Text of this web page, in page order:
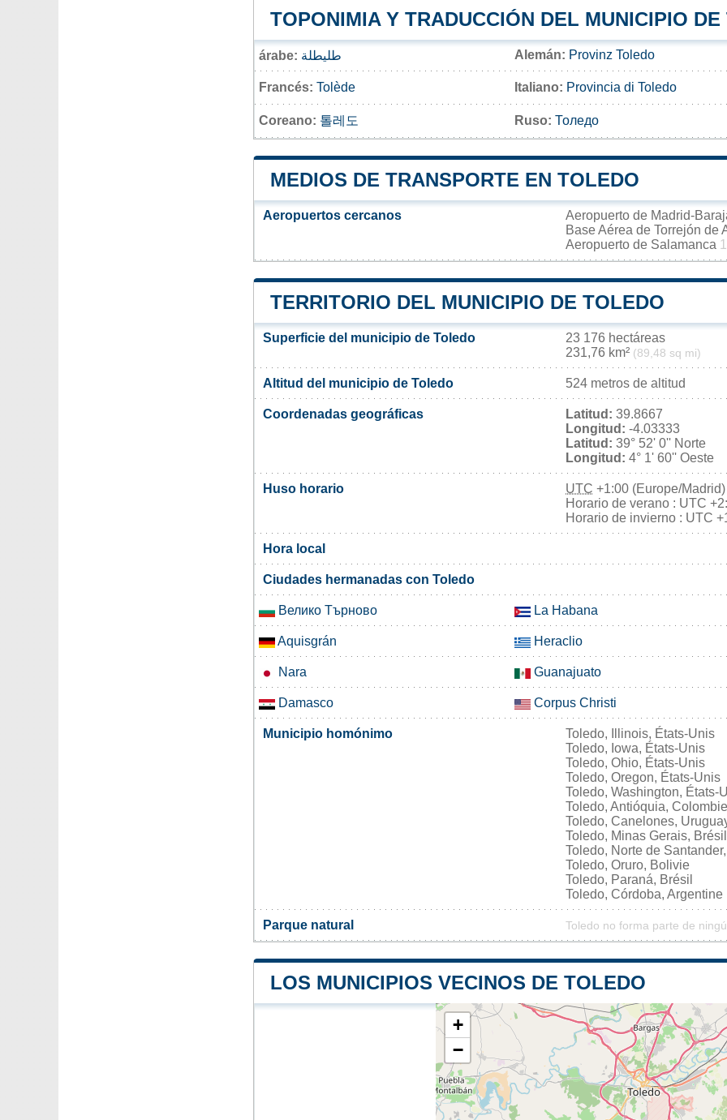
TOPONIMIA Y TRADUCCIÓN DEL MUNICIPIO DE
árabe: طليطلة Alemán: Provinz Toledo
Francés: Tolède Italiano: Provincia di Toledo
Coreano: 톨레도 Ruso: Толедо
MEDIOS DE TRANSPORTE EN TOLEDO
Aeropuertos cercanos Aeropuerto de Madrid-
Base Aérea de Torrejón de
Aeropuerto de Salamanca
TERRITORIO DEL MUNICIPIO DE TOLEDO
Superficie del municipio de Toledo
23 176 hectáreas
231,76 km² (89,48 sq mi)
Altitud del municipio de Toledo 524 metros de altitud
Coordenadas geográficas Latitud: 39.8667
Longitud: -4.03333
Latitud: 39° 52' 0'' Norte
Longitud: 4° 1' 60'' Oeste
Huso horario UTC +1:00 (Europe/Madrid)
Horario de verano : UTC
Horario de invierno : UTC
Hora local
Ciudades hermanadas con Toledo
Велико Търново La Habana
Aquisgrán Heraclio
Nara Guanajuato
Damasco Corpus Christi
Municipio homónimo
Toledo, Illinois, États-Unis
Toledo, Iowa, États-Unis
Toledo, Ohio, États-Unis
Toledo, Oregon, États-Unis
Toledo, Washington, États-
Toledo, Antióquia, Colombie
Toledo, Canelones,
Toledo, Minas Gerais, Brésil
Toledo, Norte de
Toledo, Oruro, Bolivie
Toledo, Paraná, Brésil
Toledo, Córdoba, Argentine
Parque natural Toledo no forma parte de
LOS MUNICIPIOS VECINOS DE TOLEDO
+
−